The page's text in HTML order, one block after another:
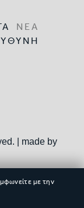
ΝΕΑ
| made by
με την